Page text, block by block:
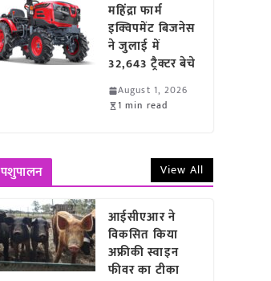
महिंद्रा फार्म
इक्विपमेंट बिजनेस
ने जुलाई में
32,643 ट्रैक्टर बेचे
August 1, 2026
1 min read
पशुपालन View All
आईसीएआर ने
विकसित किया
अफ्रीकी स्वाइन
फीवर का टीका